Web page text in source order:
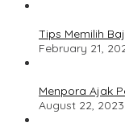
Tips Memilih
February 21,
Menpora Ajak
August 22, 2023